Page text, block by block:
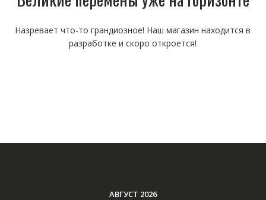
Назревает что-то грандиозное! Наш магазин находится в
разработке и скоро откроется!
АВГУСТ 2026